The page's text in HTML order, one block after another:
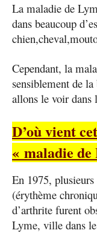
La maladie de
dans beaucoup
Cependant, la
sensiblement de
allons le voir dans
D’où vient
« maladie de
En 1975,
(érythème
d’arthrite furent
Lyme, ville dans